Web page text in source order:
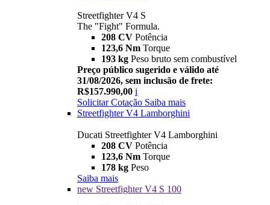
Streetfighter V4 S
The "Fight" Formula.
208 CV Potência
123,6 Nm Torque
193 kg Peso bruto sem combustível
Preço público sugerido e válido até
31/08/2026, sem inclusão de frete:
R$157.990,00 i
Solicitar Cotação Saiba mais
Streetfighter V4 Lamborghini
Ducati Streetfighter V4 Lamborghini
208 CV Potência
123,6 Nm Torque
178 kg Peso
Saiba mais
new Streetfighter V4 S 100